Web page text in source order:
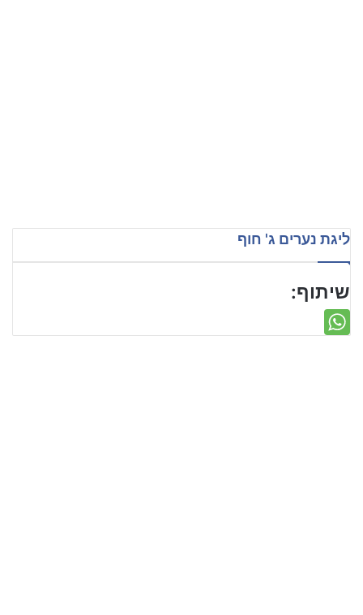
ליגת נערים ג' חוף
שיתוף: